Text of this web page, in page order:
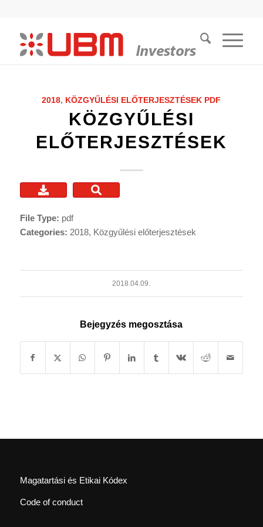
2018, KÖZGYŰLÉSI ELŐTERJESZTÉSEK PDF
KÖZGYŰLÉSI
ELŐTERJESZTÉSEK
File Type: pdf
Categories: 2018, Közgyűlési előterjesztések
2018.04.09.
Bejegyzés megosztása
Magatartási és Etikai Kódex
Code of conduct